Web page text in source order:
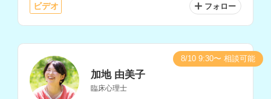
ビデオ フォロー
加地 由美子
臨床心理士
8/10 9:30〜 相談可能